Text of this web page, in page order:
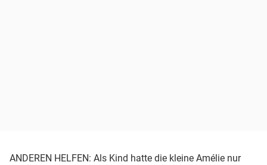
ANDEREN HELFEN: Als Kind hatte die kleine Amélie nur